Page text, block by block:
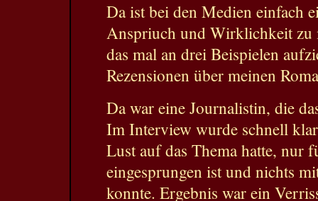
Da ist bei den Medien einfach
Anspriuch und Wirklichkeit zu
das mal an drei Beispielen
Rezensionen über meinen
Da war eine Journalistin, die
Im Interview wurde schnell
Lust auf das Thema hatte, nur
eingesprungen ist und nichts
konnte. Ergebnis war ein